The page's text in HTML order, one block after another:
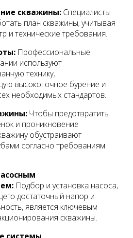
скважины: Специалисты
план скважины, учитывая
и технические требования.
Профессиональные
используют
технику,
высокоточное бурение и
необходимых стандартов.
Чтобы предотвратить
и проникновение
обустраивают
согласно требованиям
Подбор и установка насоса,
достаточный напор и
является ключевым
скважины.